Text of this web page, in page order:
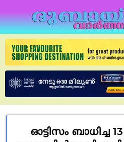
ഓട്ടിസം ബാധിച്ച